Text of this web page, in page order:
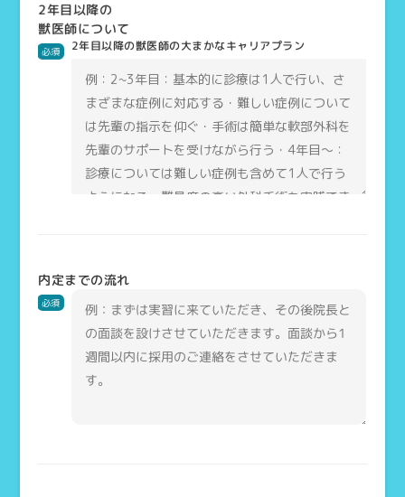
2年目以降の
獣医師について
必須 2年目以降の獣医師の大まかなキャリアプラン
内定までの流れ
必須